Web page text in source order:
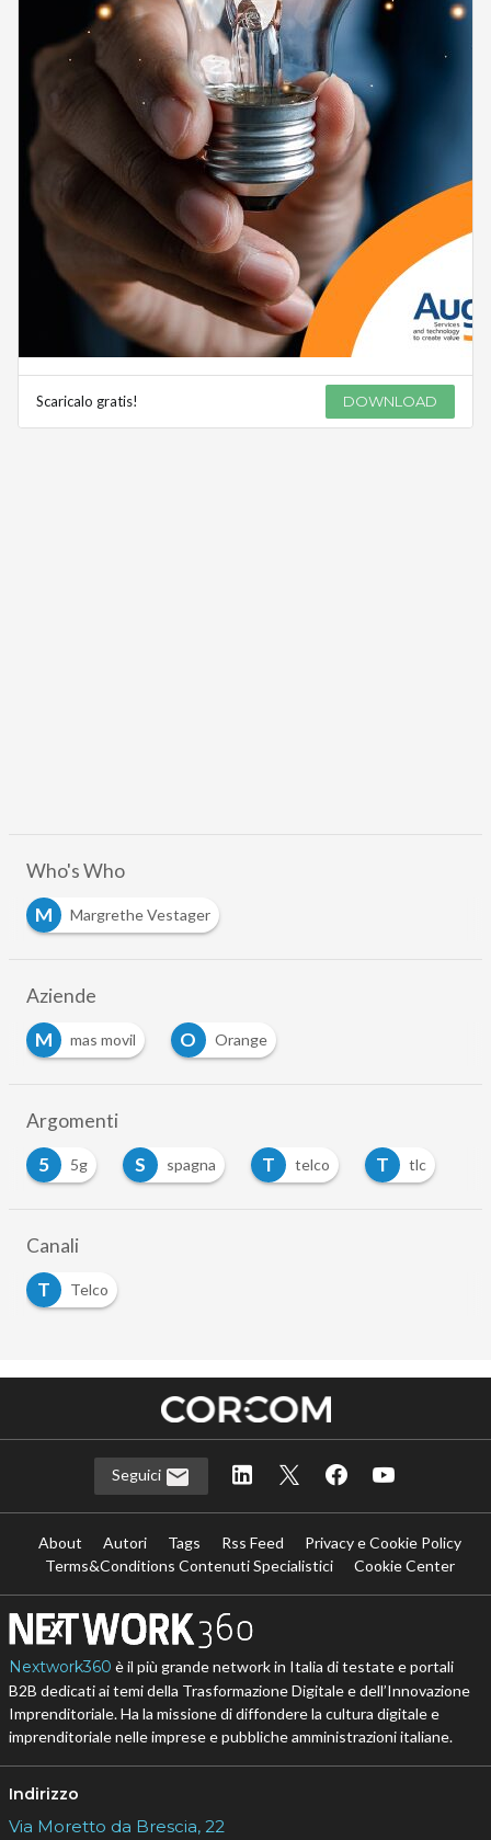
Scaricalo gratis! DOWNLOAD
Who's Who
M
Margrethe Vestager
Aziende
M
mas movil O Orange
Argomenti
5
5g S spagna T telco T tlc
Canali
T
Telco
Seguici
About Autori Tags Rss Feed
Privacy e Cookie Policy
Terms&Conditions Contenuti Specialistici
Cookie Center
Nextwork360 è il più grande network in Italia di testate e portali
B2B dedicati ai temi della Trasformazione Digitale e dell’Innovazione
Imprenditoriale. Ha la missione di diffondere la cultura digitale e
imprenditoriale nelle imprese e pubbliche amministrazioni italiane.
Indirizzo
Via Moretto da Brescia, 22